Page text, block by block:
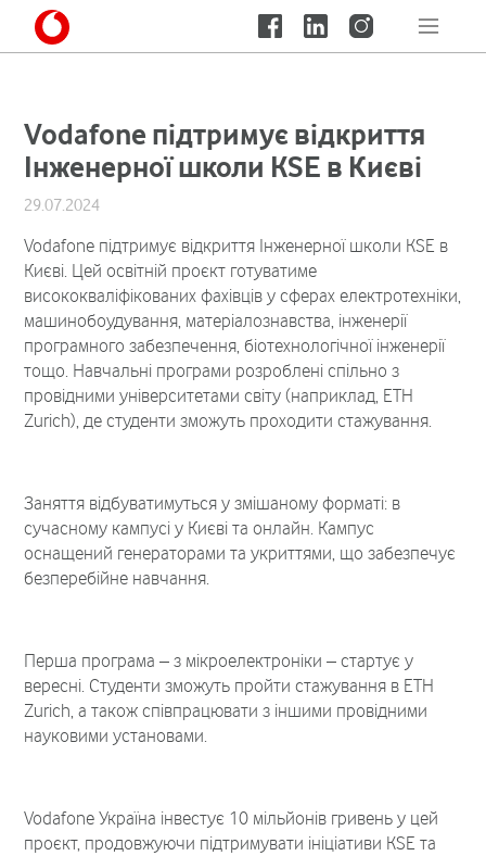
Vodafone підтримує відкриття
Інженерної школи KSE в Києві
29.07.2024
Vodafone підтримує відкриття Інженерної школи KSE в
Києві. Цей освітній проєкт готуватиме
висококваліфікованих фахівців у сферах електротехніки,
машинобоудування, матеріалознавства, інженерії
програмного забезпечення, біотехнологічної інженерії
тощо. Навчальні програми розроблені спільно з
провідними університетами світу (наприклад, ETH
Zurich), де студенти зможуть проходити стажування.
Заняття відбуватимуться у змішаному форматі: в
сучасному кампусі у Києві та онлайн. Кампус
оснащений генераторами та укриттями, що забезпечує
безперебійне навчання.
Перша програма – з мікроелектроніки – стартує у
вересні. Студенти зможуть пройти стажування в ETH
Zurich, а також співпрацювати з іншими провідними
науковими установами.
Vodafone Україна інвестує 10 мільйонів гривень у цей
проєкт, продовжуючи підтримувати ініціативи KSE та